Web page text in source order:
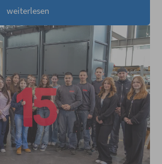
weiterlesen